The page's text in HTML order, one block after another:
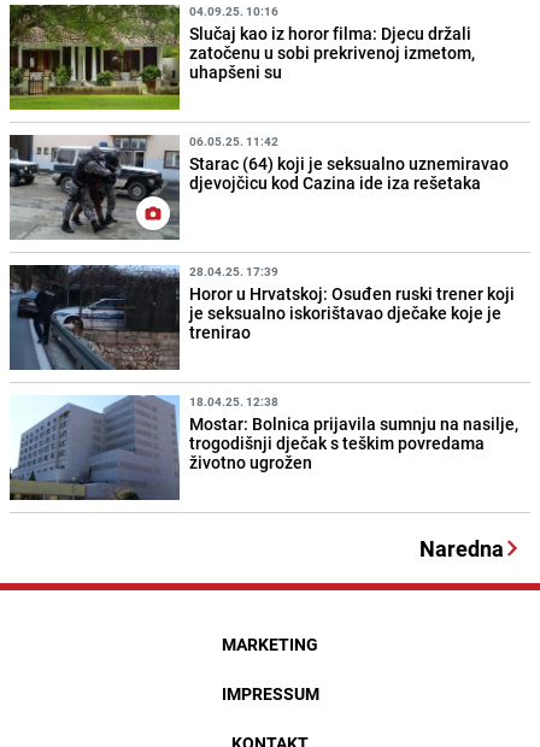
04.09.25. 10:16
Slučaj kao iz horor filma: Djecu držali
zatočenu u sobi prekrivenoj izmetom,
uhapšeni su
06.05.25. 11:42
Starac (64) koji je seksualno uznemiravao
djevojčicu kod Cazina ide iza rešetaka
28.04.25. 17:39
Horor u Hrvatskoj: Osuđen ruski trener koji
je seksualno iskorištavao dječake koje je
trenirao
18.04.25. 12:38
Mostar: Bolnica prijavila sumnju na nasilje,
trogodišnji dječak s teškim povredama
životno ugrožen
Naredna
MARKETING
IMPRESSUM